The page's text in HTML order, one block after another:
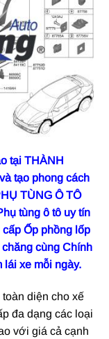
tại THÀNH
tạo phong cách
TÙNG Ô TÔ
tùng ô tô uy tín
Ốp phồng lốp
cùng Chính
lái xe mỗi ngày.
diện cho xế
đa dạng các loại
với giá cả cạnh